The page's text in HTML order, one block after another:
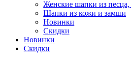
Женские шапки из
Шапки из кожи и замши
Новинки
Скидки
Новинки
Скидки